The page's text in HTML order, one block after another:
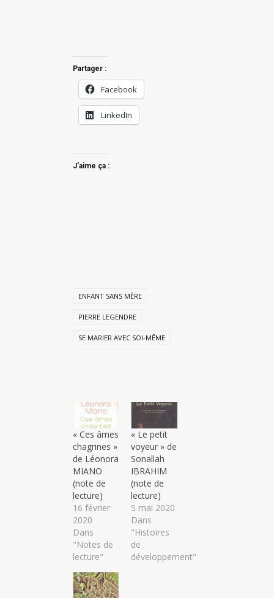
Partager :
Facebook
LinkedIn
J’aime ça :
ENFANT SANS MÈRE
PIERRE LEGENDRE
SE MARIER AVEC SOI-MÊME
« Ces âmes
chagrines »
de Léonora
MIANO
(note de
lecture)
16 février
2020
Dans
"Notes de
lecture"
« Le petit
voyeur » de
Sonallah
IBRAHIM
(note de
lecture)
5 mai 2020
Dans
"Histoires
de
développement"